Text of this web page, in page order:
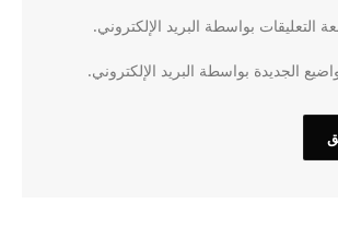
التعليقات بواسطة البريد الإلكتروني.
الجديدة بواسطة البريد الإلكتروني.